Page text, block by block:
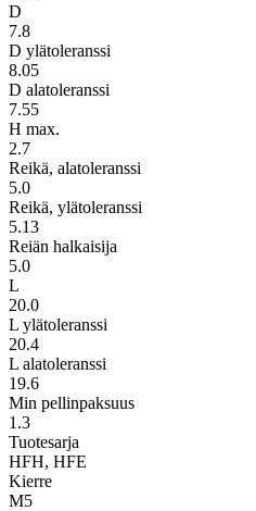
D
7.8
D ylätoleranssi
8.05
D alatoleranssi
7.55
H max.
2.7
Reikä, alatoleranssi
5.0
Reikä, ylätoleranssi
5.13
Reiän halkaisija
5.0
L
20.0
L ylätoleranssi
20.4
L alatoleranssi
19.6
Min pellinpaksuus
1.3
Tuotesarja
HFH, HFE
Kierre
M5